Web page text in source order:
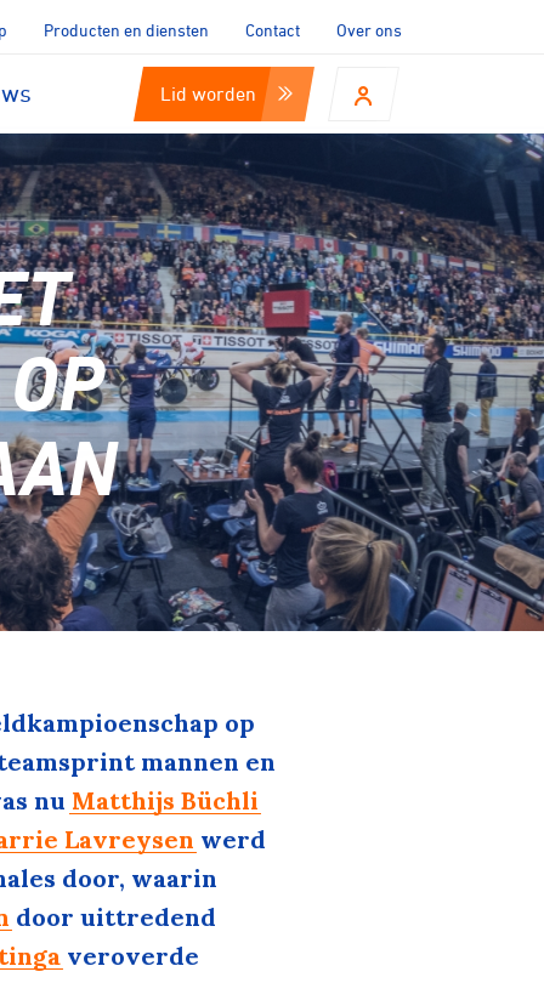
Producten en diensten Contact Over ons
Lid worden
op
mannen en
nu Matthijs Büchli
Lavreysen werd
door, waarin
door uittredend
veroverde